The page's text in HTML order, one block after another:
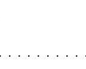
・・・・・・・